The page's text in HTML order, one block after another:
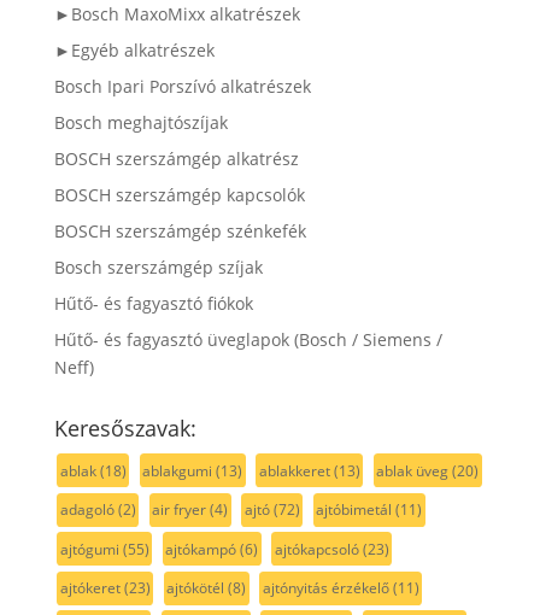
►Bosch MaxoMixx alkatrészek
►Egyéb alkatrészek
Bosch Ipari Porszívó alkatrészek
Bosch meghajtószíjak
BOSCH szerszámgép alkatrész
BOSCH szerszámgép kapcsolók
BOSCH szerszámgép szénkefék
Bosch szerszámgép szíjak
Hűtő- és fagyasztó fiókok
Hűtő- és fagyasztó üveglapok (Bosch / Siemens /
Neff)
Keresőszavak:
ablak(18) ablakgumi (13) ablakkeret(13) ablak üveg(20)
adagoló(2) air fryer(4) ajtó(72) ajtóbimetál (11)
ajtógumi (55) ajtókampó(6) ajtókapcsoló(23)
ajtókeret(23) ajtókötél (8) ajtónyitás érzékelő(11)